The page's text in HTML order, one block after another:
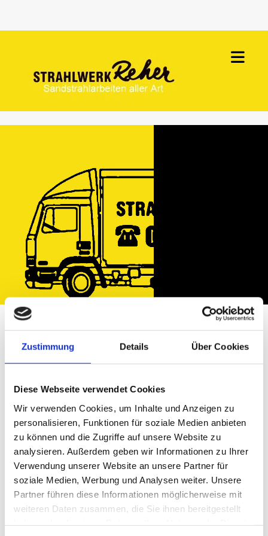
Zustimmung Details Über Cookies
Diese Webseite verwendet Cookies
Wir verwenden Cookies, um Inhalte und Anzeigen zu
personalisieren, Funktionen für soziale Medien anbieten
zu können und die Zugriffe auf unsere Website zu
analysieren. Außerdem geben wir Informationen zu Ihrer
Verwendung unserer Website an unsere Partner für
soziale Medien, Werbung und Analysen weiter. Unsere
Partner führen diese Informationen möglicherweise mit
weiteren Daten zusammen, die Sie ihnen bereitgestellt
Über Uns
Strahlwerk Reher aus
Hiltrup - ein
Familienunternehmen
seit 1965
Die Firma, Strahlwerk-Reher, wurde 1965 von
Alfons Reher gegründet. 1993 übernahm sein
Sohn und jetziger Geschäftsführer, Ralf Reher